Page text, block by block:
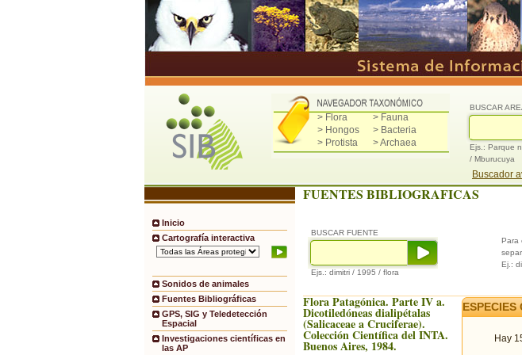
> Flora
> Fauna
> Hongos
> Bacteria
> Protista
> Archaea
BUSCAR
Ejs.: Parque
/ Mburucuya
Buscador
Inicio
Cartografía interactiva
Sonidos de animales
Fuentes Bibliográficas
GPS, SIG y Teledetección
Espacial
Investigaciones científicas en
las AP
FUENTES BIBLIOGRAFICAS
BUSCAR FUENTE
Ejs.: dimitri / 1995 / flora
Para
Ej.:
Flora Patagónica. Parte IV a.
Dicotiledóneas dialipétalas
(Salicaceae a Cruciferae).
Colección Científica del INTA.
Buenos Aires, 1984.
ESPECIES
Hay